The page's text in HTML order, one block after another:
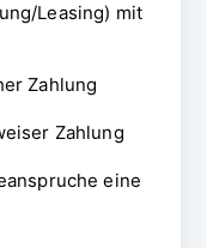
Leasing) mit
Zahlung
Zahlung
eine